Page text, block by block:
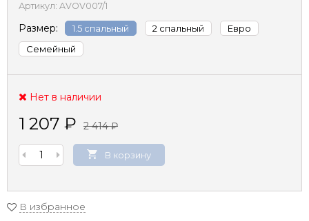
Артикул: AVOV007/1
Размер: 1.5 спальный 2 спальный
Евро
Семейный
Нет в наличии
1 207 ₽ 2 414₽
В корзину
В избранное